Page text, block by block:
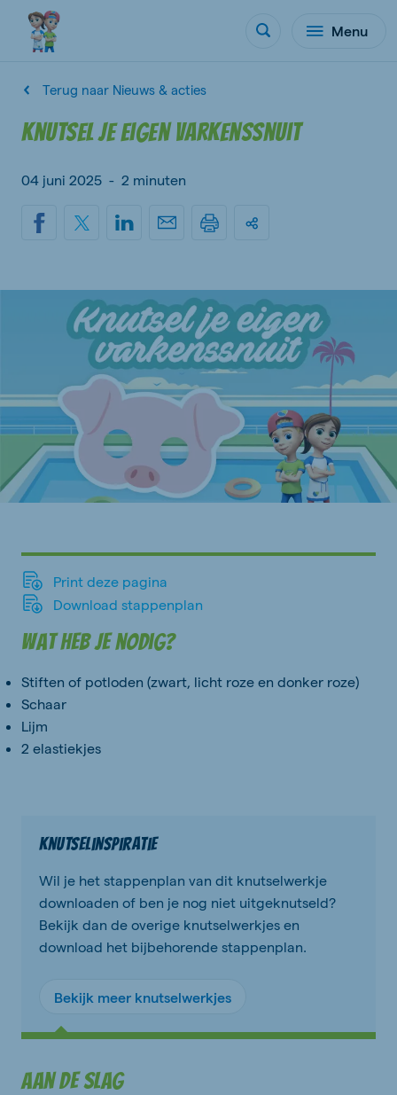
Menu
Terug naar Nieuws & acties
Knutsel je eigen varkenssnuit
04 juni 2025 - 2 minuten
Print deze pagina
Download stappenplan
Wat heb je nodig?
Stiften of potloden (zwart, licht roze en donker roze)
Schaar
Lijm
2 elastiekjes
Knutselinspiratie
Wil je het stappenplan van dit knutselwerkje
downloaden of ben je nog niet uitgeknutseld?
Bekijk dan de overige knutselwerkjes en
download het bijbehorende stappenplan.
Bekijk meer knutselwerkjes
Aan de slag